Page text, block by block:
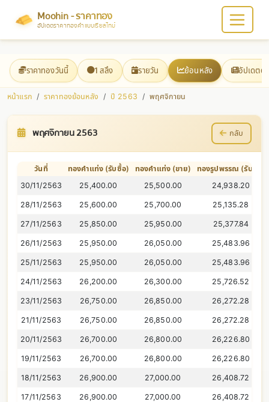
Moohin - ราคาทอง
อัปเดตราคาทองคำแบบเรียลไทม์
ราคาทองวันนี้ 1 สลึง รายวัน ย้อนหลัง อัปเดตต
หน้าแรก ราคาทองย้อนหลัง ปี 2563 พฤศจิกายน
พฤศจิกายน 2563 กลับ
วันที่ ทองคำแท่ง (รับซื้อ) ทองคำแท่ง (ขาย)
ทองรูปพรรณ (รับซื้อ)
30/11/2563
25,400.00 25,500.00 24,938.20
28/11/2563 25,600.00 25,700.00 25,135.28
27/11/2563 25,850.00 25,950.00 25,377.84
26/11/2563 25,950.00 26,050.00 25,483.96
25/11/2563 25,950.00 26,050.00 25,483.96
24/11/2563 26,200.00 26,300.00 25,726.52
23/11/2563 26,750.00 26,850.00 26,272.28
21/11/2563 26,750.00 26,850.00 26,272.28
20/11/2563 26,700.00 26,800.00 26,226.80
19/11/2563 26,700.00 26,800.00 26,226.80
18/11/2563 26,900.00 27,000.00 26,408.72
17/11/2563 26,900.00 27,000.00 26,408.72